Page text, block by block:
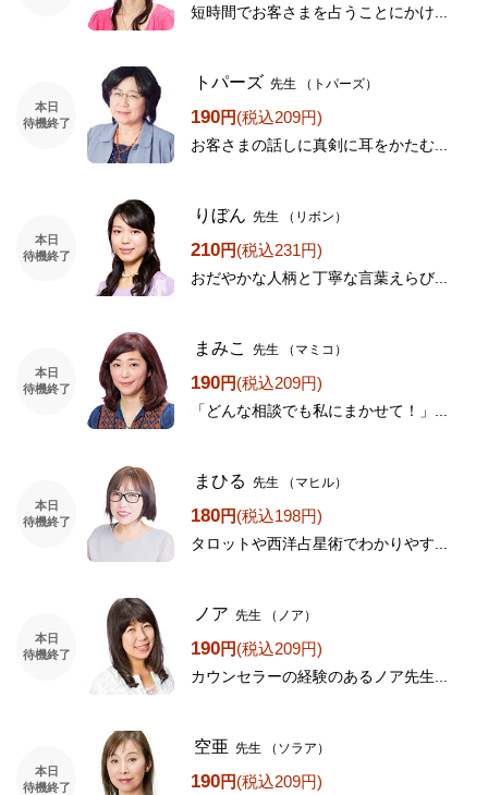
短時間でお客さまを占うことにかけ...
本日
待機終了
トパーズ 先生 （トパーズ）
190円(税込209円)
お客さまの話しに真剣に耳をかたむ...
本日
待機終了
りぼん 先生 （リボン）
210円(税込231円)
おだやかな人柄と丁寧な言葉えらび...
本日
待機終了
まみこ 先生 （マミコ）
190円(税込209円)
「どんな相談でも私にまかせて！」...
本日
待機終了
まひる 先生 （マヒル）
180円(税込198円)
タロットや西洋占星術でわかりやす...
本日
待機終了
ノア 先生 （ノア）
190円(税込209円)
カウンセラーの経験のあるノア先生...
本日
待機終了
空亜 先生 （ソラア）
190円(税込209円)